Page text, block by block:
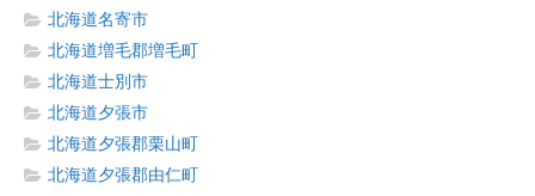
北海道名寄市
北海道増毛郡増毛町
北海道士別市
北海道夕張市
北海道夕張郡栗山町
北海道夕張郡由仁町